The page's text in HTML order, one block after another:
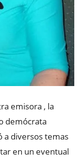
emisora , la
demócrata
a diversos temas
en un eventual